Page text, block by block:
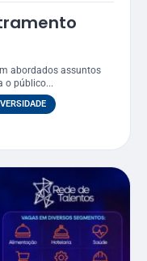
funcionários
abordados assuntos
o público...